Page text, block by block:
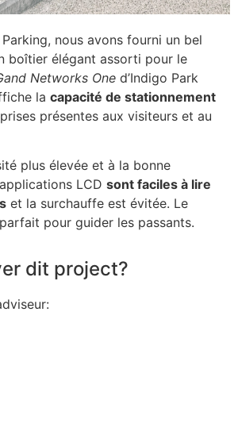
Parking, nous avons fourni un bel
boîtier élégant assorti pour le
Networks One d’Indigo Park
la capacité de stationnement
présentes aux visiteurs et au
plus élevée et à la bonne
LCD sont faciles à lire
et la surchauffe est évitée. Le
pour guider les passants.
dit project?